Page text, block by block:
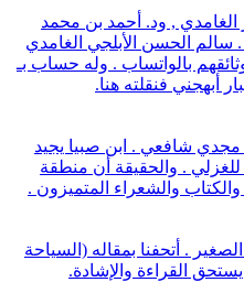
الغامدي , ود. أحمد بن محمد
. سالم الحسن الأبلجي الغامدي
بالواتساب . وله حساب بـ
أبهجني فنقلته هنا.
شافعي . ابن صبيا يجيد
. والحقيقة أن منطقة
والكتاب والشعراء المتميزون .
. أتحفنا بمقاله (السياحة
القراءة والإشادة.